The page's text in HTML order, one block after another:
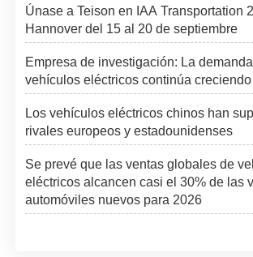
Únase a Teison en IAA Transportation
Hannover del 15 al 20 de septiembre
Empresa de investigación: La
vehículos eléctricos continúa creciendo
Los vehículos eléctricos chinos han
rivales europeos y estadounidenses
Se prevé que las ventas globales de
eléctricos alcancen casi el 30% de las
automóviles nuevos para 2026